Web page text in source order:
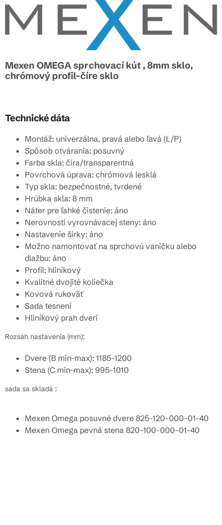
Mexen OMEGA sprchovací kút , 8mm sklo,
chrómový profil-číre sklo
Technické dáta
Montáž: univerzálna, pravá alebo ľavá (L/P)
Spôsob otvárania: posuvný
Farba skla: číra/transparentná
Povrchová úprava: chrómová lesklá
Typ skla: bezpečnostné, tvrdené
Hrúbka skla: 8 mm
Náter pre ľahké čistenie: áno
Nerovnosti vyrovnávacej steny: áno
Nastavenie šírky: áno
Možno namontovať na sprchovú vaničku alebo
dlažbu: áno
Profil: hliníkový
Kvalitné dvojité koliečka
Kovová rukoväť
Sada tesnení
Hliníkový prah dverí
Rozsah nastavenia (mm):
Dvere (B min-max): 1185-1200
Stena (C min-max): 995-1010
sada sa skladá :
Mexen Omega posuvné dvere 825-120-000-01-40
Mexen Omega pevná stena 820-100-000-01-40